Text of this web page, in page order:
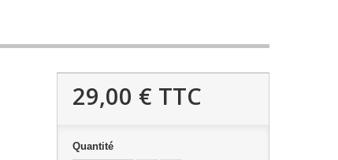
29,00 € TTC
Quantité